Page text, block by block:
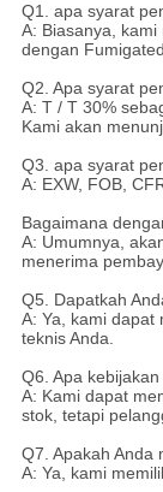
Q1. apa syarat
A: Biasanya,
dengan
Q2. Apa syarat
A: T / T 30%
Kami akan
Q3. apa syarat
A: EXW, FOB,
Bagaimana
A: Umumnya,
menerima
Q5. Dapatkah
A: Ya, kami dapat
teknis Anda.
Q6. Apa
A: Kami dapat
stok, tetapi
Q7. Apakah Anda
A: Ya, kami